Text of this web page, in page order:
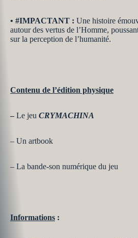
• #IMPACTANT : Une histoire
autour des vertus de l’Homme,
sur la perception de l’humanité.
Contenu de l’édition physique
– Le jeu CRYMACHINA
– Un artbook
– La bande-son numérique du jeu
Informations :